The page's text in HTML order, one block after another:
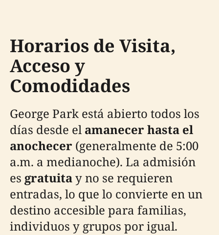
Horarios de Visita,
Acceso y
Comodidades
George Park está abierto todos los
días desde elamanecer hasta el
anochecer (generalmente de 5:00
a.m. a medianoche). La admisión
es gratuitay no se requieren
entradas, lo que lo convierte en un
destino accesible para familias,
individuos y grupos por igual.